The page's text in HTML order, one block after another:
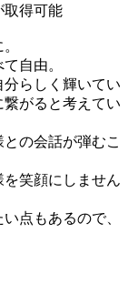
取得可能
自由。
らしく輝いてい
がると考えてい
の会話が弾むこ
笑顔にしません
点もあるので、